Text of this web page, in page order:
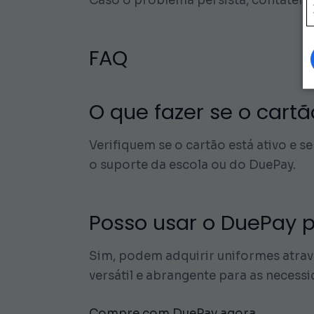
FAQ
O que fazer se o
Verifiquem se o cartão está ativo e
o suporte da escola ou do DuePay.
Posso usar o
Sim, podem adquirir uniformes
versátil e abrangente para as